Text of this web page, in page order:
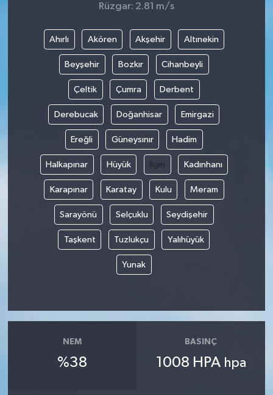
Rüzgar: 2.81 m/s
Ahırlı Akören Akşehir Altınekin
Beyşehir Bozkır Cihanbeyli
Çeltik Çumra Derbent
Derebucak Doğanhisar Emirgazi
Ereğli Güneysınır Hadim
Halkapınar Hüyük Ilgın Kadınhanı
Karapınar Karatay Kulu Meram
Sarayönü Selçuklu Seydişehir
Taşkent Tuzlukçu Yalıhüyük
Yunak
NEM
%38
BASINÇ
1008 HPA hpa